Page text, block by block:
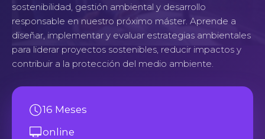
sostenibilidad, gestión ambiental y desarrollo
responsable en nuestro próximo máster. Aprende a
diseñar, implementar y evaluar estrategias ambientales
para liderar proyectos sostenibles, reducir impactos y
contribuir a la protección del medio ambiente.
16 Meses
online